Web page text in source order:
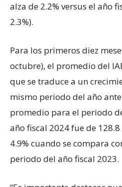
alza de 2.2% versus el año
2.3%).
Para los primeros diez
octubre), el promedio del
que se traduce a un
mismo periodo del año
promedio para el periodo
año fiscal 2024 fue de
4.9% cuando se compara
periodo del año fiscal 2023.